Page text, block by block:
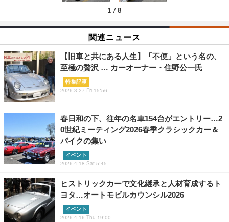
1 / 8
関連ニュース
【旧車と共にある人生】「不便」という名の、
至極の贅沢 … カーオーナー・住野公一氏
特集記事
2026.3.27 Fri 15:56
春日和の下、往年の名車154台がエントリー…2
0世紀ミーティング2026春季クラシックカー＆
バイクの集い
イベント
2026.4.18 Sat 5:45
ヒストリックカーで文化継承と人材育成するト
ヨタ…オートモビルカウンシル2026
イベント
2026.4.16 Thu 19:00